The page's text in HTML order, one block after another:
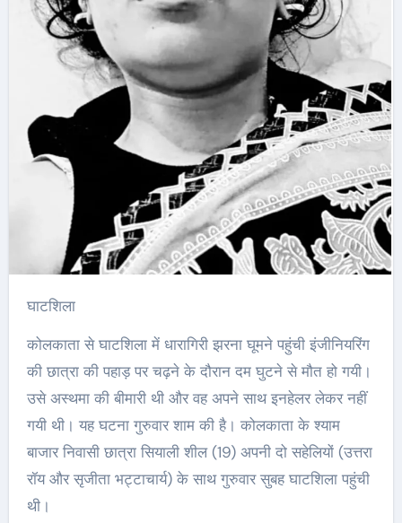
घाटशिला
कोलकाता से घाटशिला में धारागिरी झरना घूमने पहुंची इंजीनियरिंग
की छात्रा की पहाड़ पर चढ़ने के दौरान दम घुटने से मौत हो गयी।
उसे अस्थमा की बीमारी थी और वह अपने साथ इनहेलर लेकर नहीं
गयी थी। यह घटना गुरुवार शाम की है। कोलकाता के श्याम
बाजार निवासी छात्रा सियाली शील (19) अपनी दो सहेलियों (उत्तरा
रॉय और सृजीता भट्टाचार्य) के साथ गुरुवार सुबह घाटशिला पहुंची
थी।